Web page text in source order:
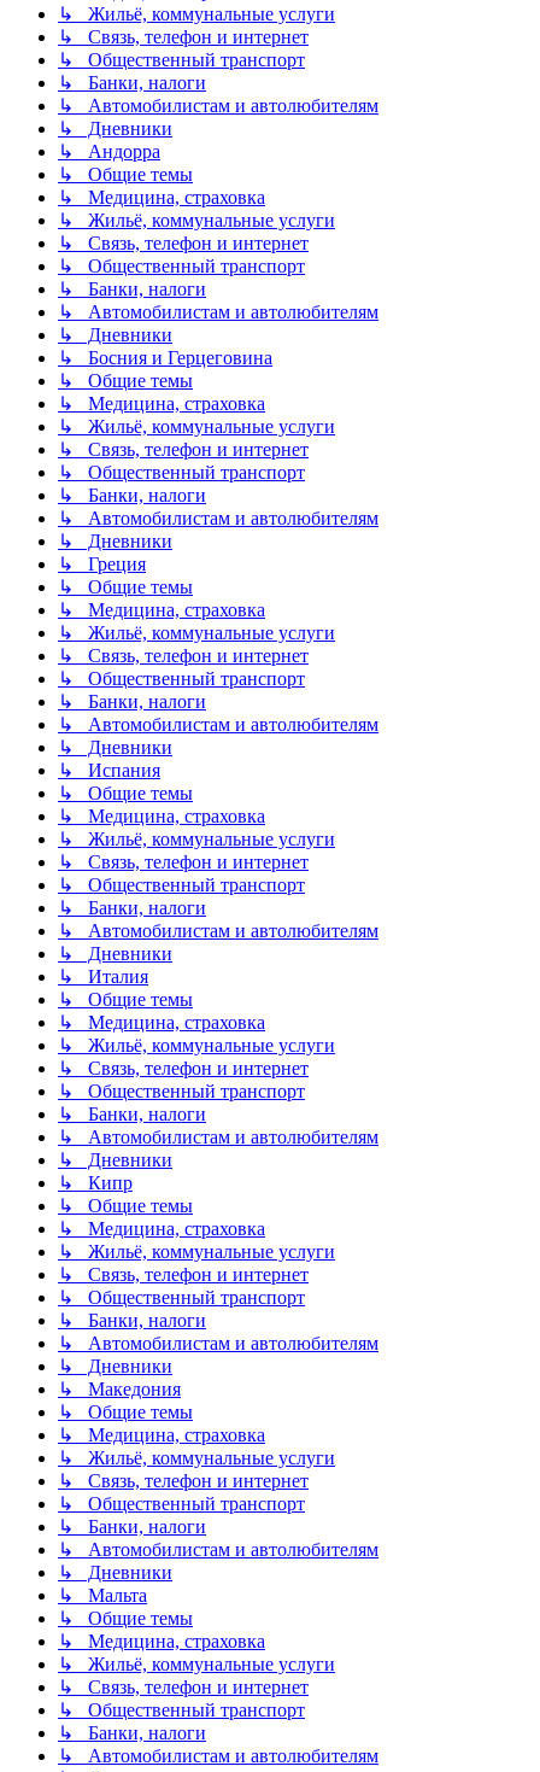
↳ Жильё, коммунальные услуги
↳ Связь, телефон и интернет
↳ Общественный транспорт
↳ Банки, налоги
↳ Автомобилистам и автолюбителям
↳ Дневники
↳ Андорра
↳ Общие темы
↳ Медицина, страховка
↳ Жильё, коммунальные услуги
↳ Связь, телефон и интернет
↳ Общественный транспорт
↳ Банки, налоги
↳ Автомобилистам и автолюбителям
↳ Дневники
↳ Босния и Герцеговина
↳ Общие темы
↳ Медицина, страховка
↳ Жильё, коммунальные услуги
↳ Связь, телефон и интернет
↳ Общественный транспорт
↳ Банки, налоги
↳ Автомобилистам и автолюбителям
↳ Дневники
↳ Греция
↳ Общие темы
↳ Медицина, страховка
↳ Жильё, коммунальные услуги
↳ Связь, телефон и интернет
↳ Общественный транспорт
↳ Банки, налоги
↳ Автомобилистам и автолюбителям
↳ Дневники
↳ Испания
↳ Общие темы
↳ Медицина, страховка
↳ Жильё, коммунальные услуги
↳ Связь, телефон и интернет
↳ Общественный транспорт
↳ Банки, налоги
↳ Автомобилистам и автолюбителям
↳ Дневники
↳ Италия
↳ Общие темы
↳ Медицина, страховка
↳ Жильё, коммунальные услуги
↳ Связь, телефон и интернет
↳ Общественный транспорт
↳ Банки, налоги
↳ Автомобилистам и автолюбителям
↳ Дневники
↳ Кипр
↳ Общие темы
↳ Медицина, страховка
↳ Жильё, коммунальные услуги
↳ Связь, телефон и интернет
↳ Общественный транспорт
↳ Банки, налоги
↳ Автомобилистам и автолюбителям
↳ Дневники
↳ Македония
↳ Общие темы
↳ Медицина, страховка
↳ Жильё, коммунальные услуги
↳ Связь, телефон и интернет
↳ Общественный транспорт
↳ Банки, налоги
↳ Автомобилистам и автолюбителям
↳ Дневники
↳ Мальта
↳ Общие темы
↳ Медицина, страховка
↳ Жильё, коммунальные услуги
↳ Связь, телефон и интернет
↳ Общественный транспорт
↳ Банки, налоги
↳ Автомобилистам и автолюбителям